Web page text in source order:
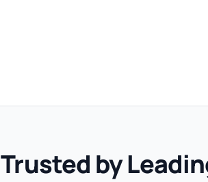
Trusted by